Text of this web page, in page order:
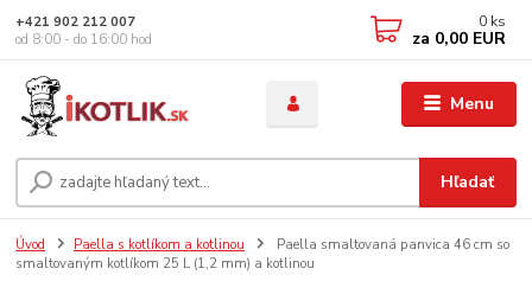
Menu
Hľadať
+421 902 212 007
od 8:00 - do 16:00 hod
0 ks
za 0,00 EUR
Úvod Paella s kotlíkom a kotlinou
Paella smaltovaná panvica 46 cm so
smaltovaným kotlíkom 25 L (1,2 mm) a kotlinou